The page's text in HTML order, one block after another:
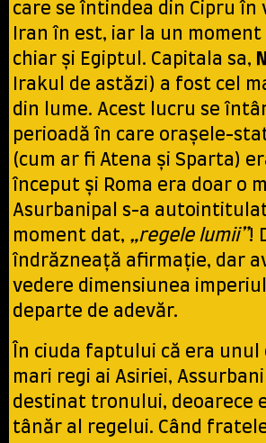
care se întindea din Cipru în
Iran în est, iar la un
chiar și Egiptul. Capitala sa,
Irakul de astăzi) a fost cel
din lume. Acest lucru se
perioadă în care orașele-
(cum ar fi Atena și Sparta)
început și Roma era doar o
Asurbanipal s-a
moment dat, „regele lumii”!
îndrăzneaţă afirmație, dar
vedere dimensiunea
departe de adevăr.
În ciuda faptului că era unul
mari regi ai Asiriei,
destinat tronului, deoarece
tânăr al regelui. Când